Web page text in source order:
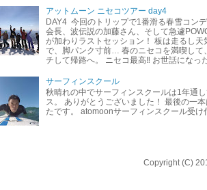
アットムーン ニセコツアー day4
DAY4 今回のトリップで1番滑る春雪コン
会長、波伝説の加藤さん、そして急遽
が加わりラストセッション！ 板は走るし天
で、脚パンク寸前… 春のニセコを満喫して
チして帰路へ。 ニセコ最高‼︎ お世話になっ
サーフィンスクール
秋晴れの中でサーフィンスクールは1年通
ス。 ありがとうございました！ 最後の一
たです。 atomoonサーフィンスクール受け
Copyright (C)